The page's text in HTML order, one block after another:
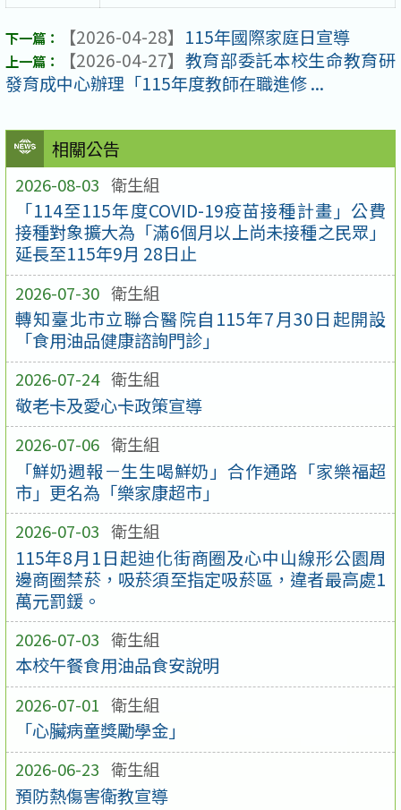
相關公告
2026-08-03 衛生組
「114至115年度COVID-19疫苗接種計畫」公費
接種對象擴大為「滿6個月以上尚未接種之民眾」
延長至115年9月 28日止
2026-07-30 衛生組
轉知臺北市立聯合醫院自115年7月30日起開設
「食用油品健康諮詢門診」
2026-07-24 衛生組
敬老卡及愛心卡政策宣導
2026-07-06 衛生組
「鮮奶週報－生生喝鮮奶」合作通路「家樂福超
市」更名為「樂家康超市」
2026-07-03 衛生組
115年8月1日起迪化街商圈及心中山線形公園周
邊商圈禁菸，吸菸須至指定吸菸區，違者最高處1
萬元罰鍰。
2026-07-03 衛生組
本校午餐食用油品食安說明
2026-07-01 衛生組
「心臟病童獎勵學金」
2026-06-23 衛生組
預防熱傷害衛教宣導
【2026-04-28】 115年國際家庭日宣導
【2026-04-27】 教育部委託本校生命教育研
發育成中心辦理「115年度教師在職進修 ...